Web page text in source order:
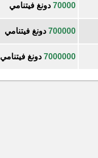
70000 دونغ فيتنامي
700000 دونغ فيتنامي
7000000 دونغ فيتنامي